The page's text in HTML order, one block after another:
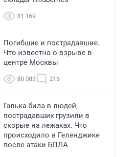
81 169
Погибшие и пострадавшие.
Что известно о взрыве в
центре Москвы
80 083 216
Галька била в людей,
пострадавших грузили в
скорые на лежаках. Что
происходило в Геленджике
после атаки БПЛА